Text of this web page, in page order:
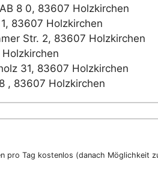
8 0, 83607 Holzkirchen
83607 Holzkirchen
Str. 2, 83607 Holzkirchen
31, 83607 Holzkirchen
, 83607 Holzkirchen
pro Tag kostenlos (danach Möglichkeit